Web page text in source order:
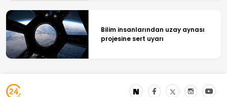
Bilim insanlarından uzay aynası
projesine sert uyarı